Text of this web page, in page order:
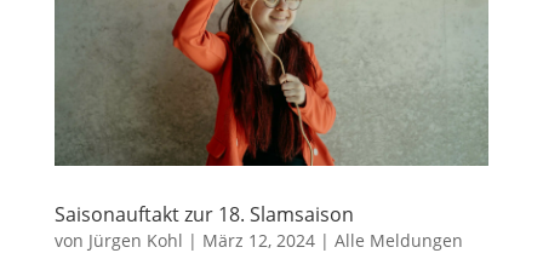
Saisonauftakt zur 18. Slamsaison
von Jürgen Kohl | März 12, 2024| Alle Meldungen